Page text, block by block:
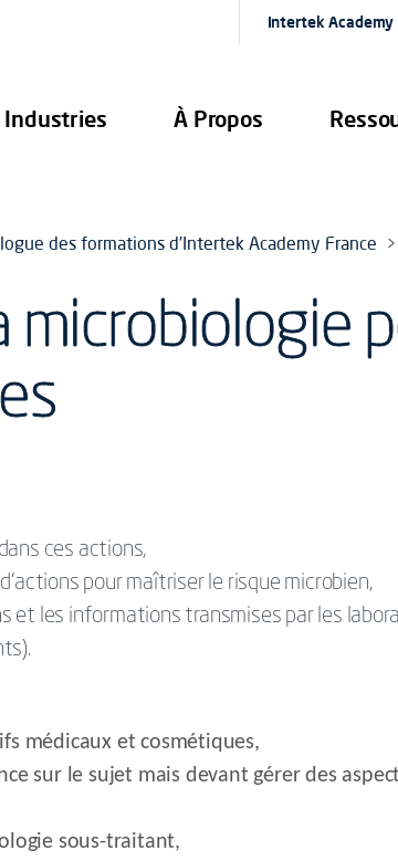
Industries À Propos
Intertek Academy
des formations d'Intertek Academy France
microbiologie
ces actions,
pour maîtriser le risque microbien,
et les informations transmises par les
médicaux et cosmétiques,
sur le sujet mais devant gérer des
sous-traitant,